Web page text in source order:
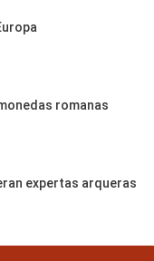
romanas
expertas arqueras